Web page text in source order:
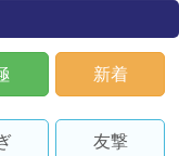
新着
友撃